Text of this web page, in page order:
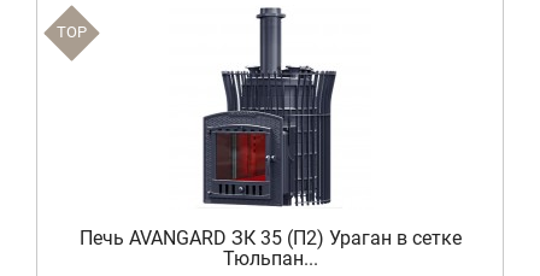
TOP
Печь AVANGARD ЗК 35 (П2) Ураган в сетке
Тюльпан...